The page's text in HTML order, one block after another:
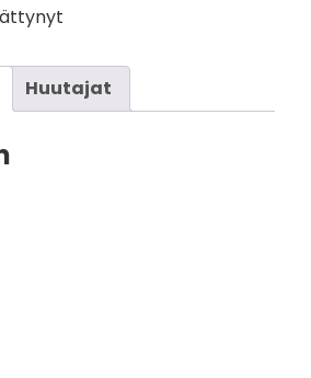
Huutajat